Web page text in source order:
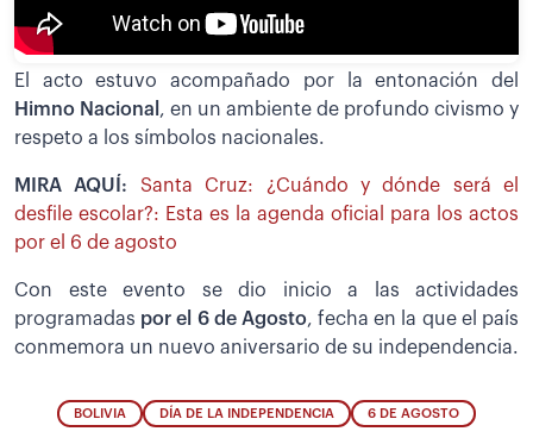
El acto estuvo acompañado por la entonación del
Himno Nacional , en un ambiente de profundo civismo y
respeto a los símbolos nacionales.
MIRA AQUÍ: Santa Cruz: ¿Cuándo y dónde será el
desfile escolar?: Esta es la agenda oficial para los actos
por el 6 de agosto
Con este evento se dio inicio a las actividades
programadas por el 6 de Agosto, fecha en la que el país
conmemora un nuevo aniversario de su independencia.
BOLIVIA DÍA DE LA INDEPENDENCIA 6 DE AGOSTO